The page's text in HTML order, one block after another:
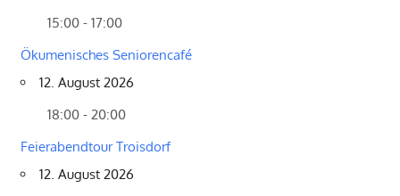
15:00 - 17:00
Ökumenisches Seniorencafé
12. August 2026
18:00 - 20:00
Feierabendtour Troisdorf
12. August 2026